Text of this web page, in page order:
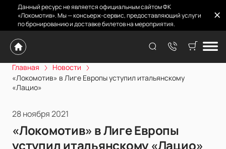
Данный ресурс не является официальным сайтом ФК
«Локомотив». Мы — консьерж-сервис, предоставляющий услуги
по бронированию и доставке билетов на мероприятия.
Главная
Новости
«Локомотив» в Лиге Европы уступил итальянскому
«Лацио»
28 ноября 2021
«Локомотив» в Лиге Европы
уступил итальянскому «Лацио»